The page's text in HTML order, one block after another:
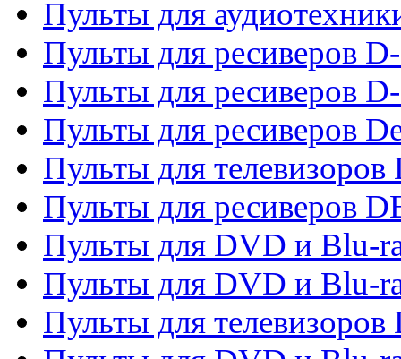
Пульты для
Пульты для ресиверов
Пульты для ресиверов
Пульты для ресиверов
Пульты для телевизоров
Пульты для ресиверов
Пульты для DVD и Blu-
Пульты для DVD и Blu-
Пульты для